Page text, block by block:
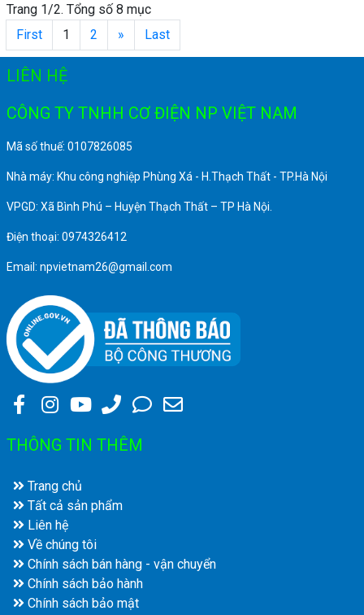
Trang 1/2. Tổng số 8 mục
First
1 2 » Last
LIÊN HỆ
CÔNG TY TNHH CƠ ĐIỆN NP VIỆT NAM
Mã số thuế: 0107826085
Nhà máy: Khu công nghiệp Phùng Xá - H.Thạch Thất - TP.Hà Nội
VPGD: Xã Bình Phú – Huyện Thạch Thất – TP Hà Nội.
Điện thoại: 0974326412
Email: npvietnam26@gmail.com
THÔNG TIN THÊM
Trang chủ
Tất cả sản phẩm
Liên hệ
Về chúng tôi
Chính sách bán hàng - vận chuyển
Chính sách bảo hành
Chính sách bảo mật